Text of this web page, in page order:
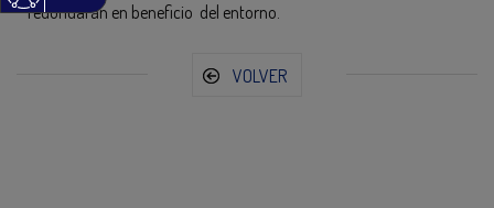
redundarán en beneficio del entorno.
VOLVER